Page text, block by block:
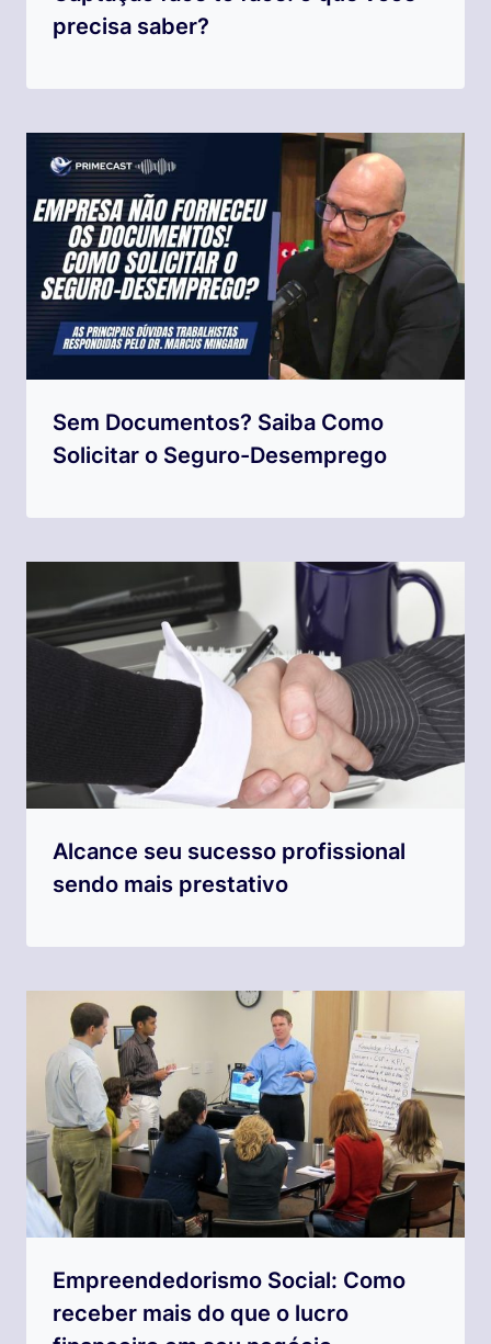
precisa saber?
Sem Documentos? Saiba Como
Solicitar o Seguro-Desemprego
Alcance seu sucesso profissional
sendo mais prestativo
Empreendedorismo Social: Como
receber mais do que o lucro